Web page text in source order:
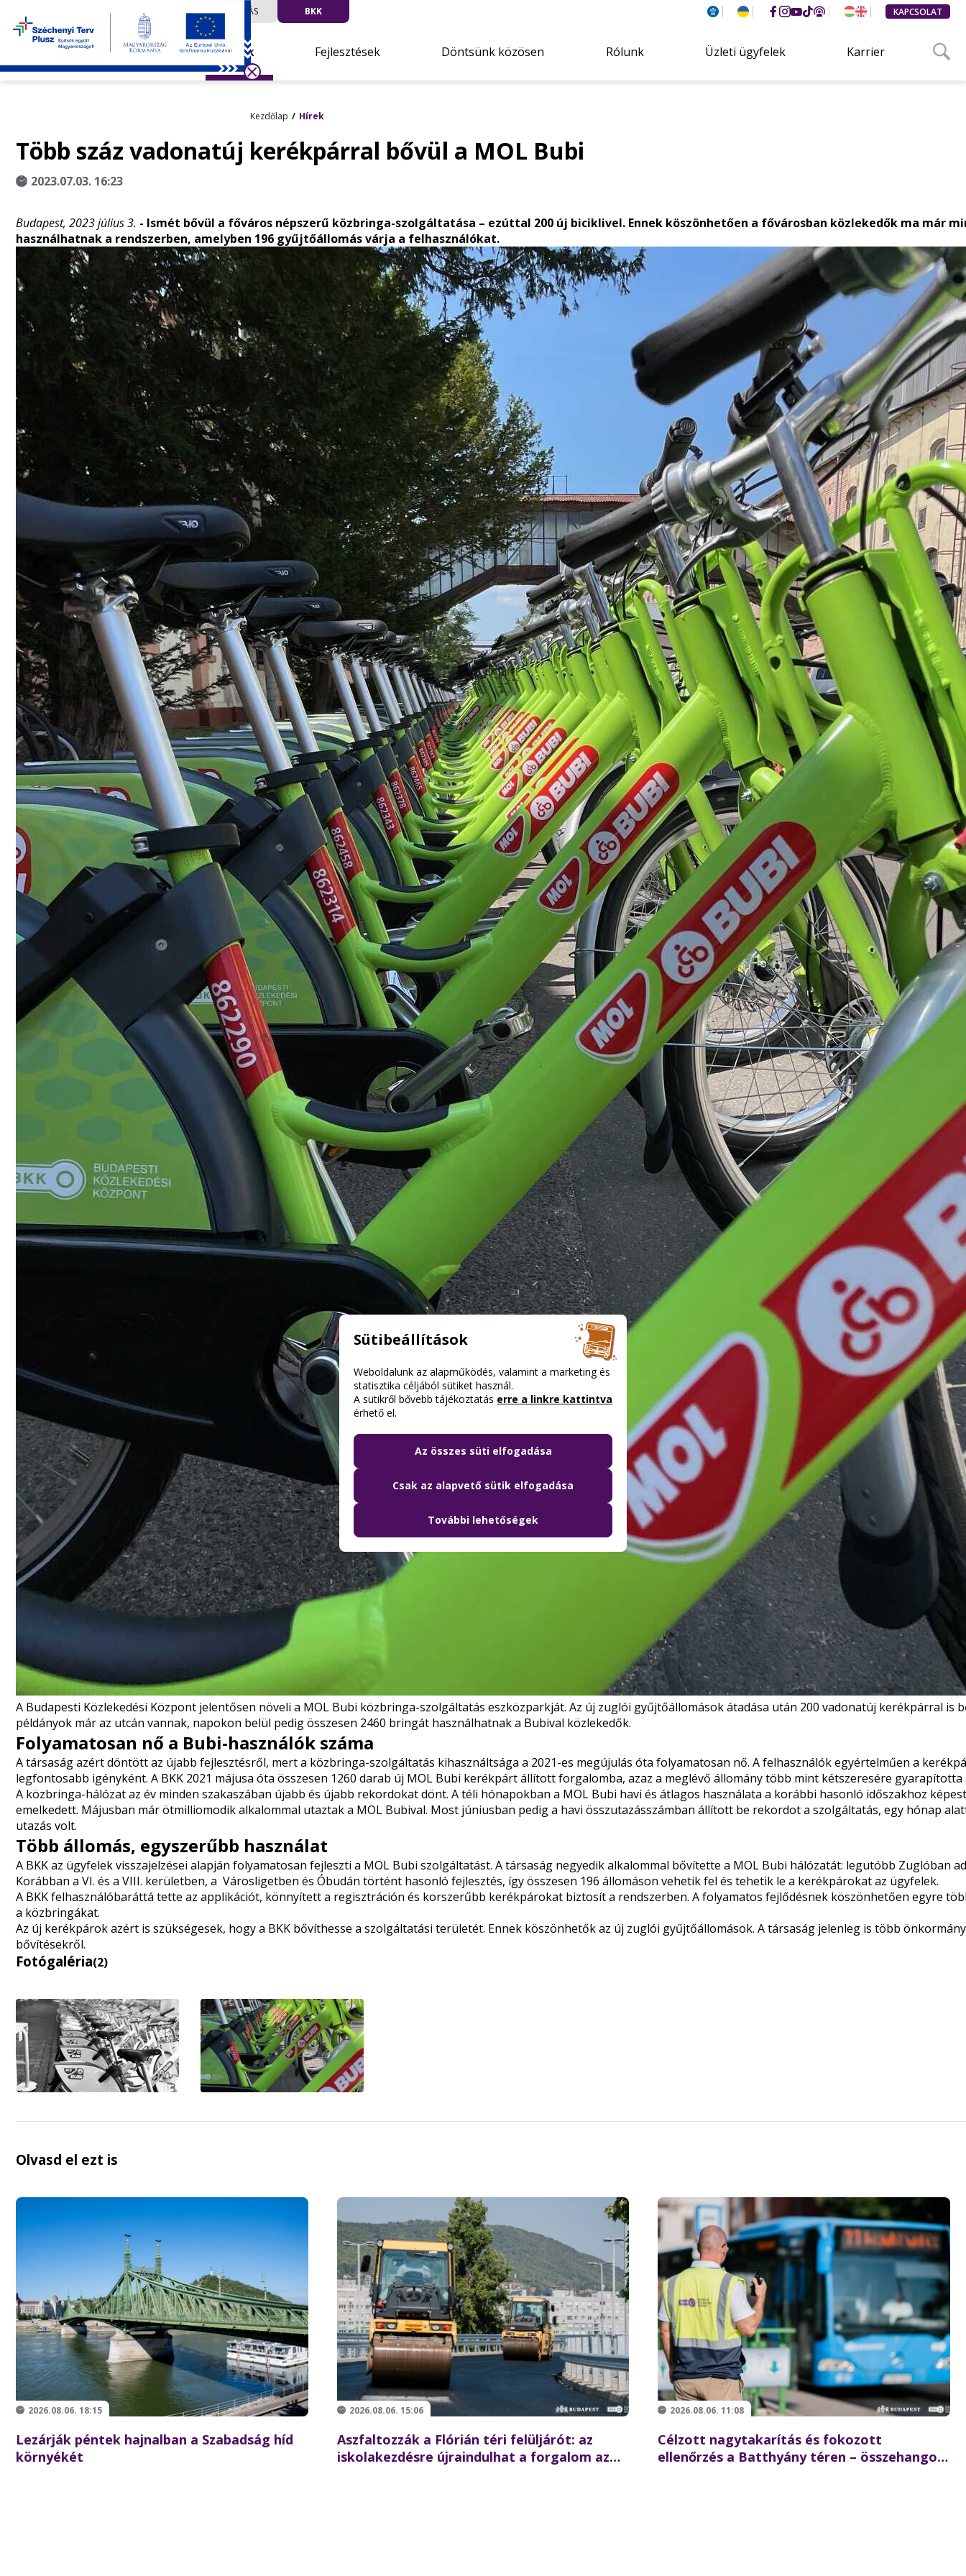
UTAZÁS BKK KAPCSOLAT
Hírek Fejlesztések Döntsünk közösen Rólunk Üzleti ügyfelek Karrier
Kezdőlap Hírek
Több száz vadonatúj kerékpárral bővül a MOL Bubi
2023.07.03. 16:23
Budapest, 2023 július 3. - Ismét bővül a főváros népszerű közbringa-szolgáltatása – ezúttal 200 új biciklivel. Ennek köszönhetően a fővárosban közlekedők ma már
használhatnak a rendszerben, amelyben 196 gyűjtőállomás várja a felhasználókat.
A Budapesti Közlekedési Központ jelentősen növeli a MOL Bubi közbringa-szolgáltatás eszközparkját. Az új zuglói gyűjtőállomásokátadása után 200 vadonatúj kerékpárral is
példányok már az utcán vannak, napokon belül pedig összesen 2460 bringát használhatnak a Bubival közlekedők.
Folyamatosan nő a Bubi-használók száma
A társaság azért döntött az újabb fejlesztésről, mert a közbringa-szolgáltatás kihasználtsága a 2021-es megújulás óta folyamatosan nő. A felhasználók egyértelműen a
legfontosabb igényként. A BKK 2021 májusa óta összesen 1260 darab új MOL Bubi kerékpárt állított forgalomba, azaz a meglévő állomány több mint kétszeresére gyarapította
A közbringa-hálózat az év minden szakaszában újabb és újabb rekordokat dönt. A téli hónapokban a MOL Bubi havi és átlagos használata a korábbi hasonló időszakhoz
emelkedett. Májusban márötmilliomodik alkalommal utaztaka MOL Bubival. Most júniusban pedig a havi összutazásszámban állított be rekordot a szolgáltatás, egy hónap
utazás volt.
Több állomás, egyszerűbb használat
A BKK az ügyfelek visszajelzései alapján folyamatosan fejleszti a MOL Bubi szolgáltatást. A társaság negyedik alkalommal bővítette a MOL Bubi hálózatát: legutóbb Zuglóban
Korábban a VI. és a VIII. kerületben, a Városligetben és Óbudán történt hasonló fejlesztés, így összesen 196 állomáson vehetik fel és tehetik le a kerékpárokat az ügyfelek.
A BKK felhasználóbaráttá tette az applikációt, könnyített a regisztráción és korszerűbb kerékpárokat biztosít a rendszerben. A folyamatos fejlődésnek köszönhetően egyre
a közbringákat.
Az új kerékpárok azért is szükségesek, hogy a BKK bővíthesse a szolgáltatási területét. Ennek köszönhetők az új zuglói gyűjtőállomások. A társaság jelenleg is több
bővítésekről.
Fotógaléria(2)
Olvasd el ezt is
2026.08.06. 18:15
Lezárják péntek hajnalban a Szabadság híd
környékét
2026.08.06. 15:06
Aszfaltozzák a Flórián téri felüljárót: az
iskolakezdésre újraindulhat a forgalom az
2026.08.06. 11:08
Célzott nagytakarítás és fokozott
ellenőrzés a Batthyány téren – összehangolt
Sütibeállítások
Weboldalunk az alapműködés, valamint a marketing és
statisztika céljából sütiket használ.
A sütikről bővebb tájékoztatás erre a linkre kattintva
érhető el.
Az összes süti elfogadása
Csak az alapvető sütik elfogadása
További lehetőségek